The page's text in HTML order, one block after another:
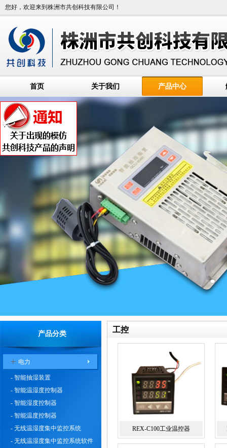
您好，欢迎来到株洲市共创科技有限公司！
首页 关于我们 产品中心
产品分类
+ 电力
- 智能抽湿装置
- 智能温湿度控制器
- 智能湿度控制器
- 智能温度控制器
- 无线温湿度集中监控系统
- 无线温湿度集中监控系统软件
工控
REX-C100工业温控器